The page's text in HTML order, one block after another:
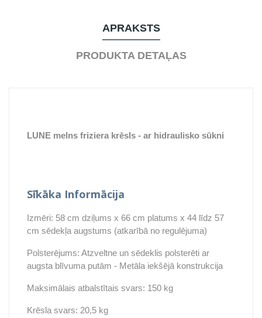
APRAKSTS
PRODUKTA DETAĻAS
LUNE melns friziera krēsls - ar hidraulisko sūkni
Sīkāka Informācija
Izmēri: 58 cm dziļums x 66 cm platums x 44 līdz 57
cm sēdekļa augstums (atkarībā no regulējuma)
Polsterējums: Atzveltne un sēdeklis polsterēti ar
augsta blīvuma putām - Metāla iekšējā konstrukcija
Maksimālais atbalstītais svars: 150 kg
Krēsla svars: 20,5 kg